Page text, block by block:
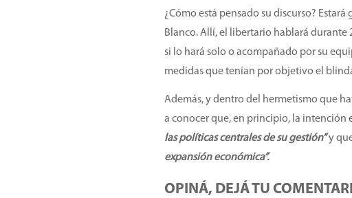
¿Cómo está pensado su discurso?
Blanco. Allí, el libertario hablará durante
si lo hará solo o acompañado por su
medidas que tenían por objetivo el
Además, y dentro del hermetismo que
a conocer que, en principio, la intención
las políticas centrales de su gestión”y
expansión económica”.
OPINÁ, DEJÁ TU